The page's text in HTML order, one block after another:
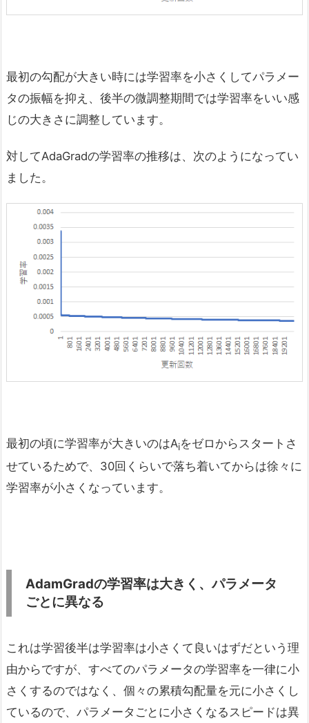
最初の勾配が大きい時には学習率を小さくしてパラメー
タの振幅を抑え、後半の微調整期間では学習率をいい感
じの大きさに調整しています。
対してAdaGradの学習率の推移は、次のようになってい
ました。
最初の頃に学習率が大きいのはAiをゼロからスタートさ
せているためで、30回くらいで落ち着いてからは徐々に
学習率が小さくなっています。
AdamGradの学習率は大きく、パラメータ
ごとに異なる
これは学習後半は学習率は小さくて良いはずだという理
由からですが、すべてのパラメータの学習率を一律に小
さくするのではなく、個々の累積勾配量を元に小さくし
ているので、パラメータごとに小さくなるスピードは異